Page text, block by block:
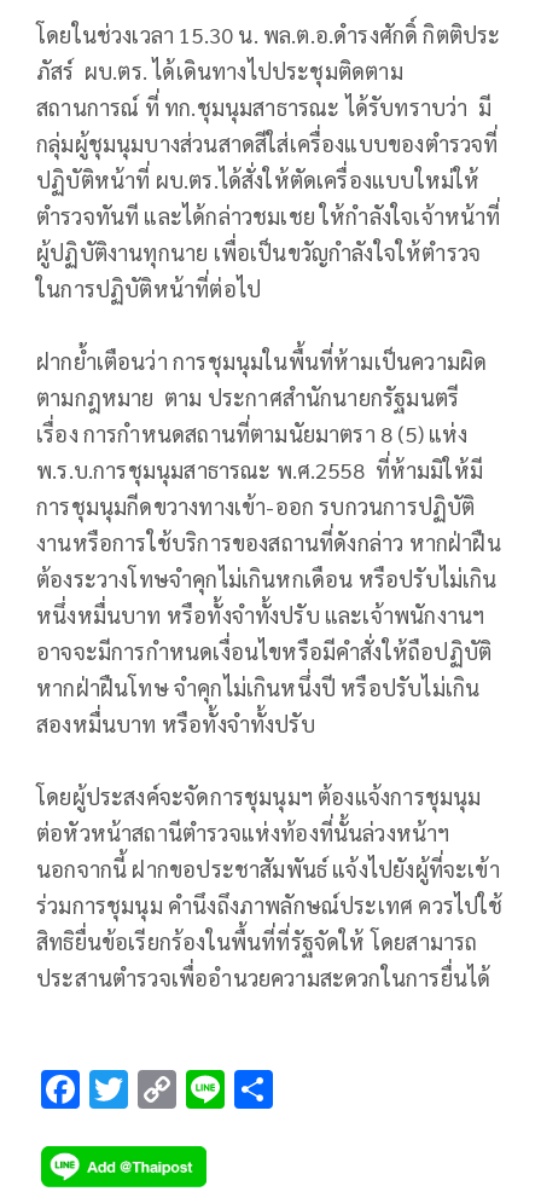
โดยในช่วงเวลา 15.30 น. พล.ต.อ.ดำรงศักดิ์ กิตติประ
ภัสร์ ผบ.ตร. ได้เดินทางไปประชุมติดตาม
สถานการณ์ ที่ ทก.ชุมนุมสาธารณะ ได้รับทราบว่า มี
กลุ่มผู้ชุมนุมบางส่วนสาดสีใส่เครื่องแบบของตำรวจที่
ปฏิบัติหน้าที่ ผบ.ตร.ได้สั่งให้ตัดเครื่องแบบใหม่ให้
ตำรวจทันที และได้กล่าวชมเชย ให้กำลังใจเจ้าหน้าที่
ผู้ปฏิบัติงานทุกนาย เพื่อเป็นขวัญกำลังใจให้ตำรวจ
ในการปฏิบัติหน้าที่ต่อไป
ฝากย้ำเตือนว่า การชุมนุมในพื้นที่ห้ามเป็นความผิด
ตามกฎหมาย ตาม ประกาศสำนักนายกรัฐมนตรี
เรื่อง การกำหนดสถานที่ตามนัยมาตรา 8 (5) แห่ง
พ.ร.บ.การชุมนุมสาธารณะ พ.ศ.2558 ที่ห้ามมิให้มี
การชุมนุมกีดขวางทางเข้า-ออก รบกวนการปฏิบัติ
งานหรือการใช้บริการของสถานที่ดังกล่าว หากฝ่าฝืน
ต้องระวางโทษจำคุกไม่เกินหกเดือน หรือปรับไม่เกิน
หนึ่งหมื่นบาท หรือทั้งจำทั้งปรับ และเจ้าพนักงานฯ
อาจจะมีการกำหนดเงื่อนไขหรือมีคำสั่งให้ถือปฏิบัติ
หากฝ่าฝืนโทษ จำคุกไม่เกินหนึ่งปี หรือปรับไม่เกิน
สองหมื่นบาท หรือทั้งจำทั้งปรับ
โดยผู้ประสงค์จะจัดการชุมนุมฯ ต้องแจ้งการชุมนุม
ต่อหัวหน้าสถานีตำรวจแห่งท้องที่นั้นล่วงหน้าฯ
นอกจากนี้ ฝากขอประชาสัมพันธ์ แจ้งไปยังผู้ที่จะเข้า
ร่วมการชุมนุม คำนึงถึงภาพลักษณ์ประเทศ ควรไปใช้
สิทธิยื่นข้อเรียกร้องในพื้นที่ที่รัฐจัดให้ โดยสามารถ
ประสานตำรวจเพื่ออำนวยความสะดวกในการยื่นได้
F
e
T
tt
C
p
Li